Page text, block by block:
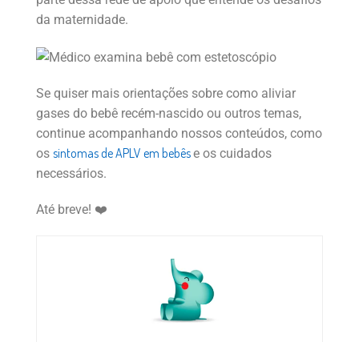
da maternidade.
Se quiser mais orientações sobre como aliviar
gases do bebê recém-nascido ou outros temas,
continue acompanhando nossos conteúdos, como
os sintomas de APLV em bebêse os cuidados
necessários.
Até breve! ❤️